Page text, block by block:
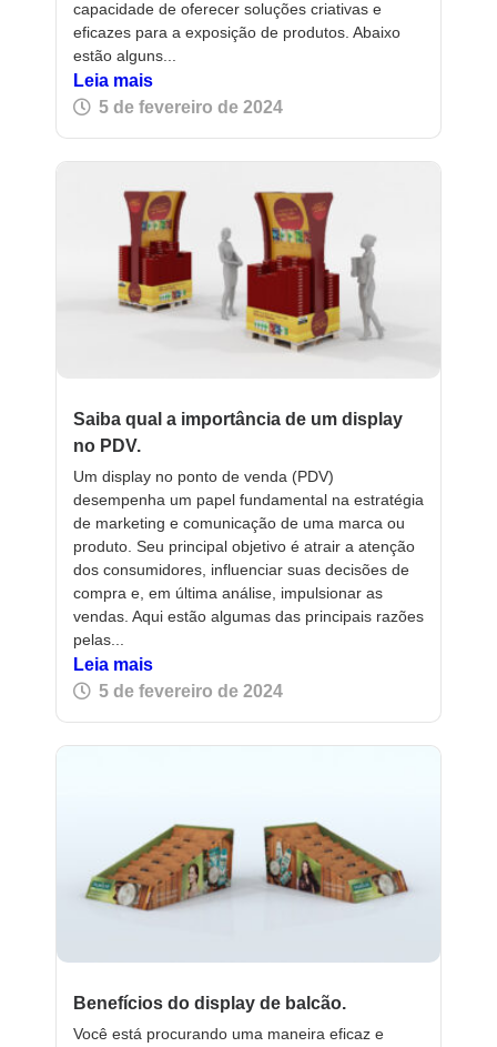
capacidade de oferecer soluções criativas e
eficazes para a exposição de produtos. Abaixo
estão alguns...
Leia mais
5 de fevereiro de 2024
Saiba qual a importância de um display
no PDV.
Um display no ponto de venda (PDV)
desempenha um papel fundamental na estratégia
de marketing e comunicação de uma marca ou
produto. Seu principal objetivo é atrair a atenção
dos consumidores, influenciar suas decisões de
compra e, em última análise, impulsionar as
vendas. Aqui estão algumas das principais razões
pelas...
Leia mais
5 de fevereiro de 2024
Benefícios do display de balcão.
Você está procurando uma maneira eficaz e